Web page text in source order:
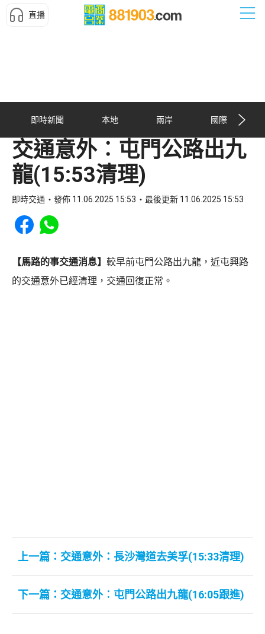
直播
即時新聞 本地 兩岸 國際
交通意外︰屯門公路出九
龍(15:53清理)
即時交通 發佈 11.06.2025 15:53 最後更新 11.06.2025 15:53
Share to Facebook
Share to WhatsApp
【馬路的事交通消息】 較早前屯門公路出九龍，近屯興路
的交通意外已經清理，交通回復正常。
上一篇：交通意外：長沙灣道去美孚(15:33清理)
下一篇：交通意外︰屯門公路出九龍(16:05跟進)